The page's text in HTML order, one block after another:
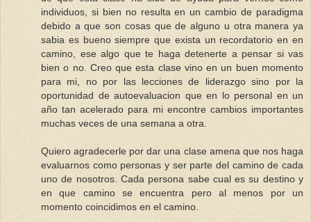
individuos, si bien no resulta en un cambio de paradigma
debido a que son cosas que de alguno u otra manera ya
sabia es bueno siempre que exista un recordatorio en en
camino, ese algo que te haga detenerte a pensar si vas
bien o no. Creo que esta clase vino en un buen momento
para mi, no por las lecciones de liderazgo sino por la
oportunidad de autoevaluacion que en lo personal en un
año tan acelerado para mi encontre cambios importantes
muchas veces de una semana a otra.
Quiero agradecerle por dar una clase amena que nos haga
evaluarnos como personas y ser parte del camino de cada
uno de nosotros. Cada persona sabe cual es su destino y
en que camino se encuentra pero al menos por un
momento coincidimos en el camino.